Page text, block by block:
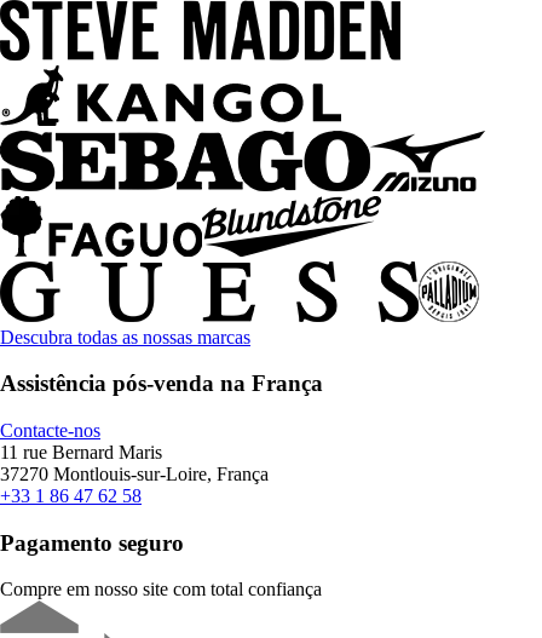
Descubra todas as nossas marcas
Assistência pós-venda na França
Contacte-nos
11 rue Bernard Maris
37270 Montlouis-sur-Loire, França
+33 1 86 47 62 58
Pagamento seguro
Compre em nosso site com total confiança